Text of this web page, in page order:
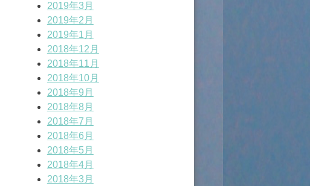
2019年3月
2019年2月
2019年1月
2018年12月
2018年11月
2018年10月
2018年9月
2018年8月
2018年7月
2018年6月
2018年5月
2018年4月
2018年3月